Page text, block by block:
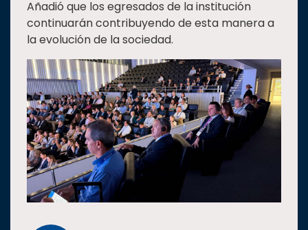
Añadió que los egresados de la institución
continuarán contribuyendo de esta manera a
la evolución de la sociedad.